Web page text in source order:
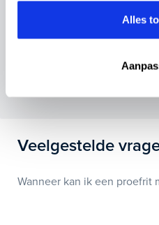
Alles
Inruilvoorstel aanvragen
Wanneer je foto’s
maandag tot en met
Veelgestelde
Wanneer kan ik een proefrit